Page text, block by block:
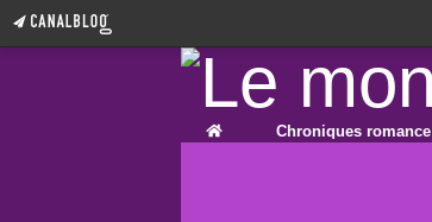
Home Chroniques romance